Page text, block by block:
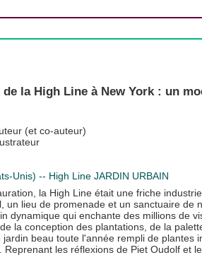
la High Line à New York : un
(et co-auteur)
Unis) -- High Line JARDIN URBAIN
la High Line était une friche
un lieu de promenade et un sanctuaire de
dynamique qui enchante des millions de
la conception des plantations, de la
jardin beau toute l'année rempli de plantes
Reprenant les réflexions de Piet Oudolf et